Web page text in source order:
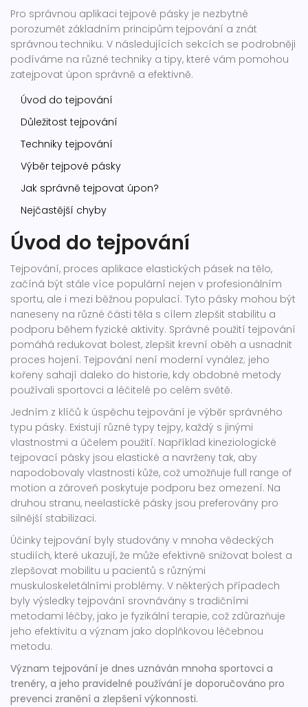
Pro správnou aplikaci tejpové pásky je nezbytné
porozumět základním principům tejpování a znát
správnou techniku. V následujících sekcích se podrobněji
podíváme na různé techniky a tipy, které vám pomohou
zatejpovat úpon správně a efektivně.
Úvod do tejpování
Důležitost tejpování
Techniky tejpování
Výběr tejpové pásky
Jak správně tejpovat úpon?
Nejčastější chyby
Úvod do tejpování
Tejpování, proces aplikace elastických pásek na tělo,
začíná být stále více populární nejen v profesionálním
sportu, ale i mezi běžnou populací. Tyto pásky mohou být
naneseny na různé části těla s cílem zlepšit stabilitu a
podporu během fyzické aktivity. Správné použití tejpování
pomáhá redukovat bolest, zlepšit krevní oběh a usnadnit
proces hojení. Tejpování není moderní vynález; jeho
kořeny sahají daleko do historie, kdy obdobné metody
používali sportovci a léčitelé po celém světě.
Jedním z klíčů k úspěchu tejpování je výběr správného
typu pásky. Existují různé typy tejpy, každý s jinými
vlastnostmi a účelem použití. Například kineziologické
tejpovací pásky jsou elastické a navrženy tak, aby
napodobovaly vlastnosti kůže, což umožňuje full range of
motion a zároveň poskytuje podporu bez omezení. Na
druhou stranu, neelastické pásky jsou preferovány pro
silnější stabilizaci.
Účinky tejpování byly studovány v mnoha vědeckých
studiích, které ukazují, že může efektivně snižovat bolest a
zlepšovat mobilitu u pacientů s různými
muskuloskeletálními problémy. V některých případech
byly výsledky tejpování srovnávány s tradičními
metodami léčby, jako je fyzikální terapie, což zdůrazňuje
jeho efektivitu a význam jako doplňkovou léčebnou
metodu.
Význam tejpování je dnes uznáván mnoha sportovci a
trenéry, a jeho pravidelné používání je doporučováno pro
prevenci zranění a zlepšení výkonnosti.